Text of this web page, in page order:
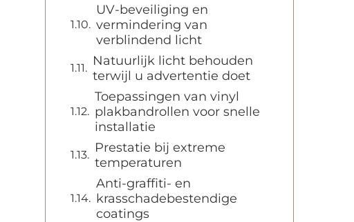
UV-beveiliging en
vermindering van
verblindend licht
Natuurlijk licht behouden
terwijl u advertentie doet
Toepassingen van vinyl
plakbandrollen voor snelle
installatie
Prestatie bij extreme
temperaturen
Anti-graffiti- en
krasschadebestendige
coatings